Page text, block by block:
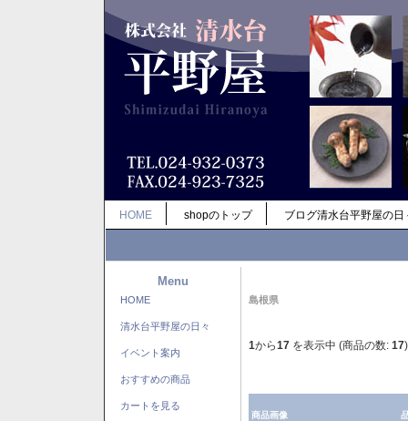
HOME shopのトップ ブログ清水台平野屋の日
Menu
HOME
清水台平野屋の日々
イベント案内
おすすめの商品
カートを見る
島根県
1から17 を表示中 (商品の数: 17)
商品画像